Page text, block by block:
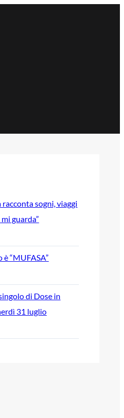
sogni, viaggi
guarda”
“MUFASA”
di Dose in
31 luglio